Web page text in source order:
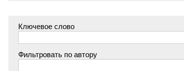
Ключевое слово
Фильтровать по автору